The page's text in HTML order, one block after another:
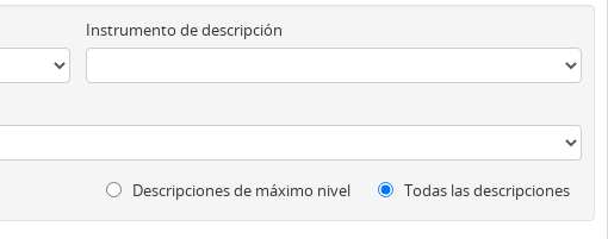
Instrumento de descripción
Descripciones de máximo nivel Todas las descripciones